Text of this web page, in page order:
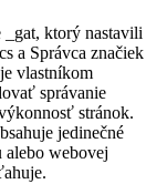
_gat, ktorý nastavili
a Správca značiek
vlastníkom
správanie
stránok.
jedinečné
alebo webovej